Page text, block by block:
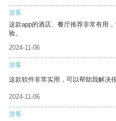
游客
这款app的酒店、餐厅推荐非常有用
验。
2024-11-06
游客
这款软件非常实用，可以帮助我解决
2024-11-06
游客